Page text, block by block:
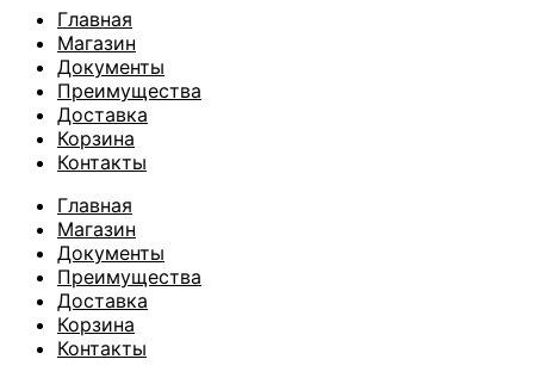
Главная
Магазин
Документы
Преимущества
Доставка
Корзина
Контакты
Главная
Магазин
Документы
Преимущества
Доставка
Корзина
Контакты